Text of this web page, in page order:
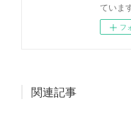
ていま
フ
関連記事